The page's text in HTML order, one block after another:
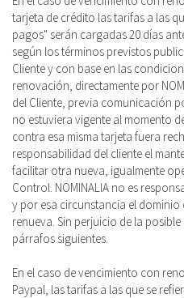
tarjeta de crédito las tarifas a las
pagos" serán cargadas 20 días
según los términos previstos
Cliente y con base en las
renovación, directamente por
del Cliente, previa comunicación
no estuviera vigente al momento
contra esa misma tarjeta fuera
responsabilidad del cliente el
facilitar otra nueva, igualmente
Control. NOMINALIA no es
y por esa circunstancia el dominio
renueva. Sin perjuicio de la
párrafos siguientes.
En el caso de vencimiento con
Paypal, las tarifas a las que se